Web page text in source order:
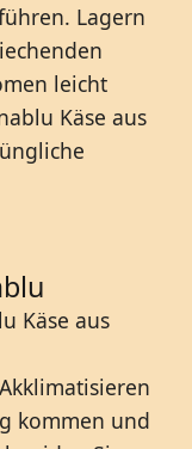
Lagern
leicht
Käse aus
Käse aus
kommen und